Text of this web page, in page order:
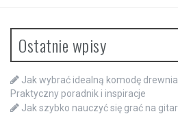
Ostatnie wpisy
Jak wybrać idealną komodę
Praktyczny poradnik i inspiracje
Jak szybko nauczyć się grać na